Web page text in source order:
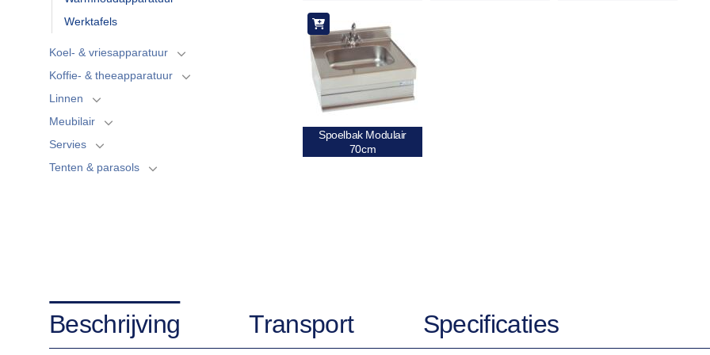
Werktafels
Koel- & vriesapparatuur
Koffie- & theeapparatuur
Linnen
Meubilair
Servies
Tenten & parasols
Spoelbak Modulair
70cm
Beschrijving Transport Specificaties